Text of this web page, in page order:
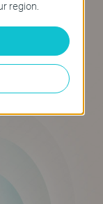
nhà của
có thể
thiết để
động
region.